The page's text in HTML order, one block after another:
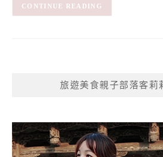
CONTINUE READING
旅遊美食親子部落客莉